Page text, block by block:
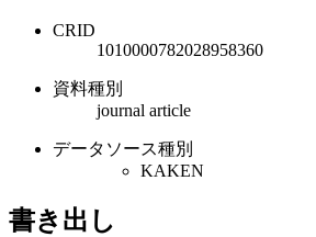
CRID
1010000782028958360
資料種別
journal article
データソース種別
KAKEN
書き出し